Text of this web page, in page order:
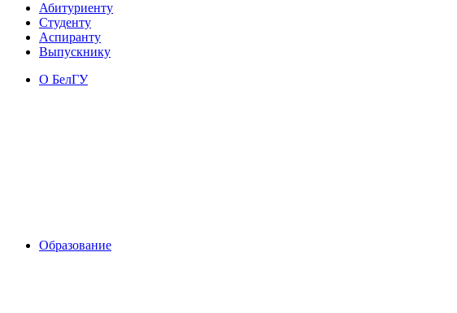
Абитуриенту
Студенту
Аспиранту
Выпускнику
О БелГУ
Образование